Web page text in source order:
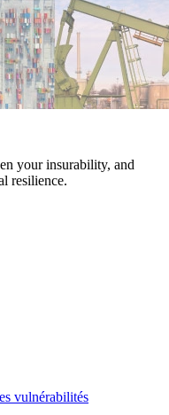
your insurability, and
resilience.
vulnérabilités